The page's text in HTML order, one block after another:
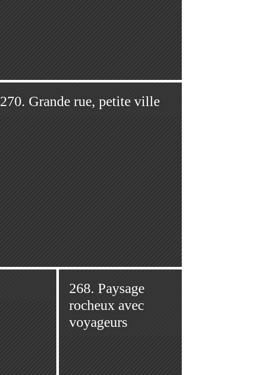
270. Grande rue, petite ville
268. Paysage
rocheux avec
voyageurs